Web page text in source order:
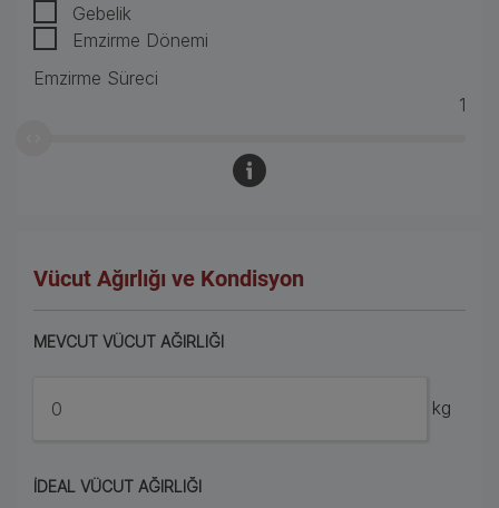
Gebelik
Emzirme Dönemi
Emzirme Süreci
1
Vücut Ağırlığı ve Kondisyon
MEVCUT VÜCUT AĞIRLIĞI
kg
İDEAL VÜCUT AĞIRLIĞI